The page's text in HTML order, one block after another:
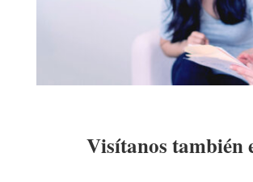
Visítanos también